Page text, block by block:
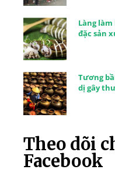
Làng
đặc sản
Tương
dị gây
Theo dõi
Facebook